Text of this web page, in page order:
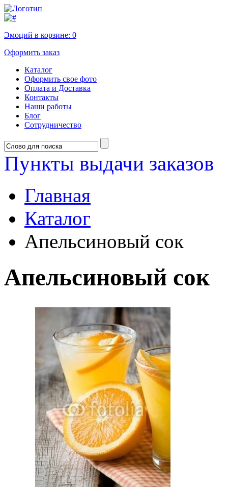
Эмоций в корзине: 0
Оформить заказ
Каталог
Оформить свое фото
Оплата и Доставка
Контакты
Наши работы
Блог
Сотрудничество
Пункты выдачи заказов
Главная
Каталог
Апельсиновый сок
Апельсиновый сок